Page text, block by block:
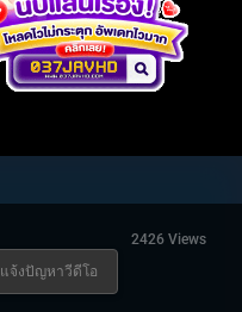
2426 Views
แจ้งปัญหาวีดีโอ